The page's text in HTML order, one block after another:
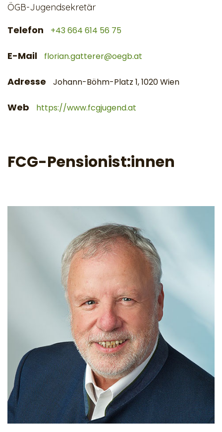
ÖGB-Jugendsekretär
Telefon +43 664 614 56 75
E-Mail florian.gatterer@oegb.at
Adresse Johann-Böhm-Platz 1, 1020 Wien
Web https://www.fcgjugend.at
FCG-Pensionist:innen